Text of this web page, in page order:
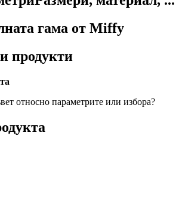
гама от Miffy
продукти
относно параметрите или избора?